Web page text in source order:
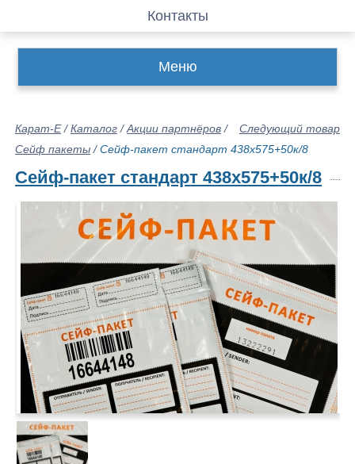
Контакты
Меню
Следующий товар
Карат-Е/Каталог /Акции партнёров /
Сейф пакеты /Сейф-пакет стандарт 438х575+50к/8
Сейф-пакет стандарт 438х575+50к/8